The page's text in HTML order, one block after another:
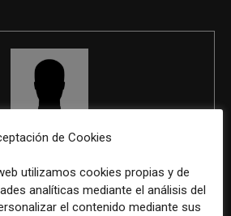
de Cookies
utilizamos cookies propias y de
analíticas mediante el análisis del
el contenido mediante sus